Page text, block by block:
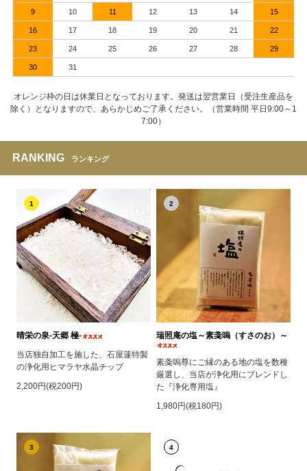
9 10 11 12 13 14 15
16 17 18 19 20 21 22
23 24 25 26 27 28 29
30 31
オレンジ枠の日は休業日となっております。発送は翌営業日（受注生産品を
除く）となりますので、あらかじめご了承ください。（営業時間 平日9:00～1
7:00）
RANKING ランキング
1
晴栄の泉‐天郷 極‐
当店独自加工を施した、石屋蓮特製
の浄化用ヒマラヤ水晶チップ
2,200円(税200円)
2
瑞照庵の塩～素戔嗚（すさのお）～
素戔嗚尊にご縁のある地の塩を数種
厳選し、当店が浄化用にブレンドし
た『浄化専用塩』
1,980円(税180円)
3 4